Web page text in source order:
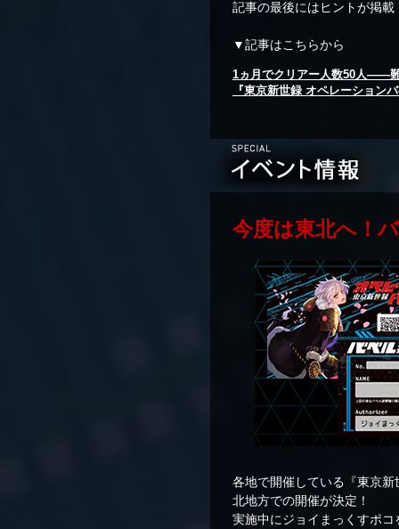
記事の最後にはヒントが掲
▼記事はこちらから
1ヵ月でクリアー人数50人――
『東京新世録 オペレーション
今度は東北へ！
各地で開催している『東京
北地方での開催が決定！
実施中にジョイまっくすポ